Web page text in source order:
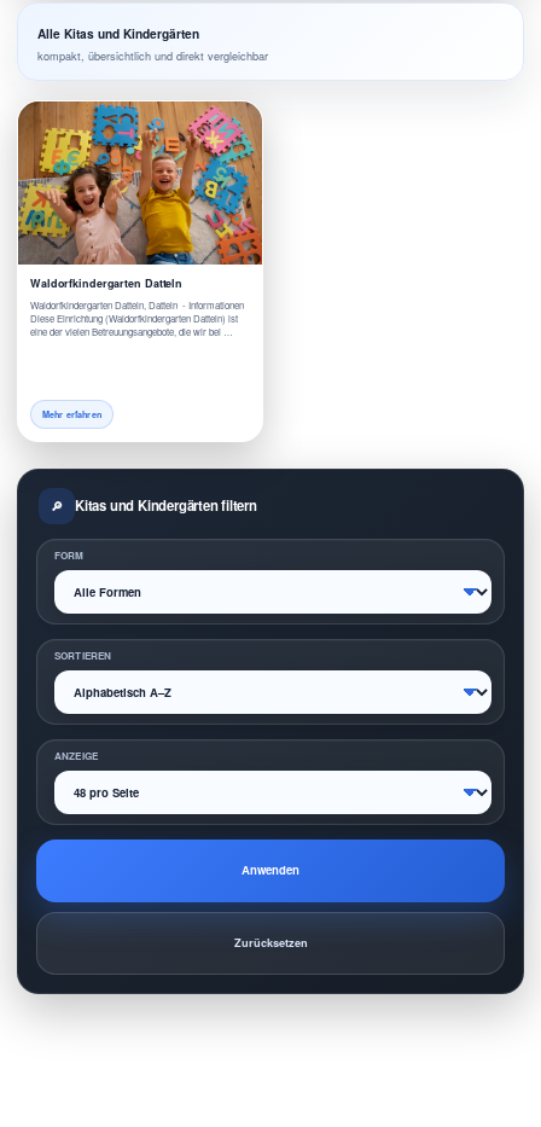
Alle Kitas und Kindergärten
kompakt, übersichtlich und direkt vergleichbar
Waldorfkindergarten Datteln
Waldorfkindergarten Datteln, Datteln - Informationen
Diese Einrichtung (Waldorfkindergarten Datteln) ist
eine der vielen Betreuungsangebote, die wir bei …
Mehr erfahren
Kitas und Kindergärten filtern
FORM
SORTIEREN
ANZEIGE
Anwenden
Zurücksetzen